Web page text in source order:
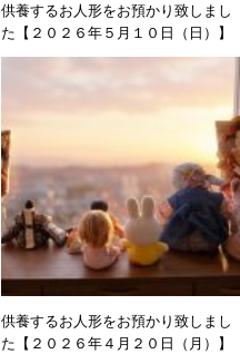
供養するお人形をお預かり致しまし
た【２０２６年５月１０日（日）】
供養するお人形をお預かり致しまし
た【２０２６年４月２０日（月）】